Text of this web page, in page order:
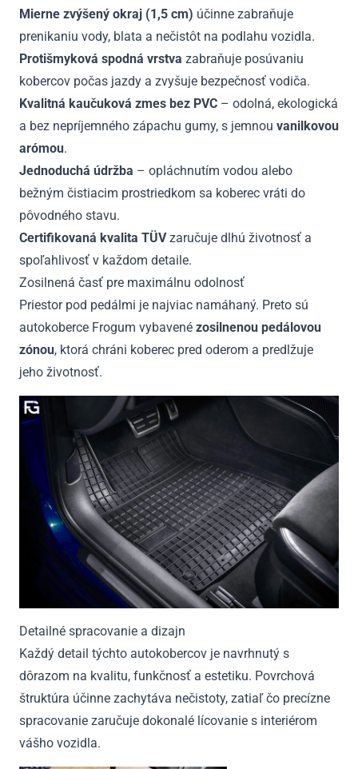
Mierne zvýšený okraj (1,5 cm) účinne zabraňuje
prenikaniu vody, blata a nečistôt na podlahu vozidla.
Protišmyková spodná vrstva zabraňuje posúvaniu
kobercov počas jazdy a zvyšuje bezpečnosť vodiča.
Kvalitná kaučuková zmes bez PVC – odolná, ekologická
a bez nepríjemného zápachu gumy, s jemnou vanilkovou
arómou.
Jednoduchá údržba – opláchnutím vodou alebo
bežným čistiacim prostriedkom sa koberec vráti do
pôvodného stavu.
Certifikovaná kvalita TÜVzaručuje dlhú životnosť a
spoľahlivosť v každom detaile.
Zosilnená časť pre maximálnu odolnosť
Priestor pod pedálmi je najviac namáhaný. Preto sú
autokoberce Frogum vybavené zosilnenou pedálovou
zónou, ktorá chráni koberec pred oderom a predlžuje
jeho životnosť.
Detailné spracovanie a dizajn
Každý detail týchto autokobercov je navrhnutý s
dôrazom na kvalitu, funkčnosť a estetiku. Povrchová
štruktúra účinne zachytáva nečistoty, zatiaľ čo precízne
spracovanie zaručuje dokonalé lícovanie s interiérom
vášho vozidla.